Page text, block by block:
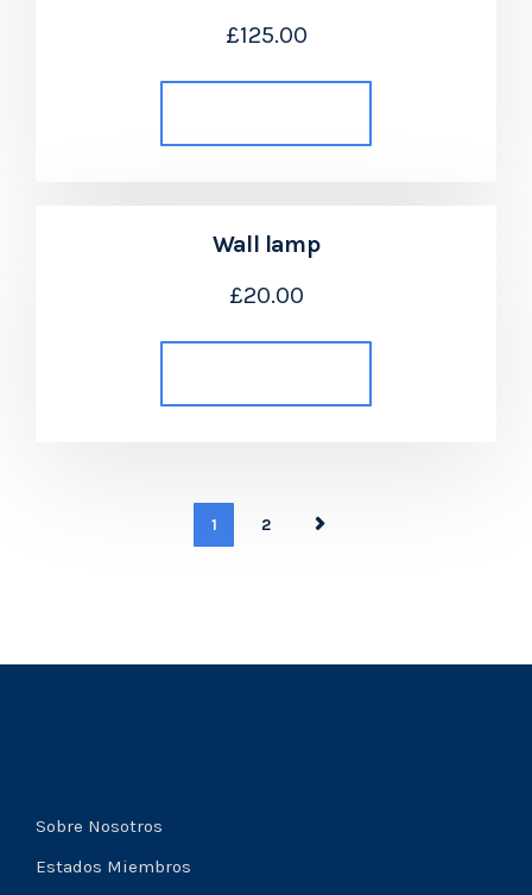
£125.00
Wall lamp
£20.00
1 2
Sobre Nosotros
Estados Miembros